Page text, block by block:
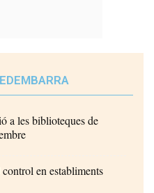
a les biblioteques de
en establiments